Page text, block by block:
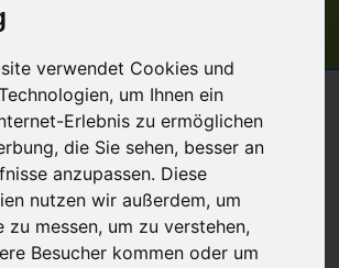
verwendet Cookies und
um Ihnen ein
Erlebnis zu ermöglichen
die Sie sehen, besser an
anzupassen. Diese
nutzen wir außerdem, um
zu messen, um zu verstehen,
Besucher kommen oder um
Tag Angstpatienten
Funktionstherapie